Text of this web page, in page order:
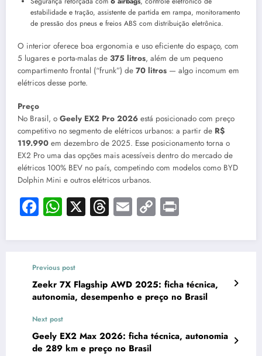
estabilidade e tração, assistente de partida em rampa, monitoramento
de pressão dos pneus e freios ABS com distribuição eletrônica.
O interior oferece boa ergonomia e uso eficiente do espaço, com
5 lugares e porta-malas de 375 litros, além de um pequeno
compartimento frontal (“frunk”) de 70 litros — algo incomum em
elétricos desse porte.
Preço
No Brasil, o Geely EX2 Pro 2026 está posicionado com preço
competitivo no segmento de elétricos urbanos: a partir de R$
119.990 em dezembro de 2025. Esse posicionamento torna o
EX2 Pro uma das opções mais acessíveis dentro do mercado de
elétricos 100% BEV no país, competindo com modelos como BYD
Dolphin Mini e outros elétricos urbanos.
Facebook
WhatsApp
X Threads
Email
Copy
Previous post
Zeekr 7X Flagship AWD 2025: ficha técnica,
autonomia, desempenho e preço no Brasil
Next post
Geely EX2 Max 2026: ficha técnica, autonomia
de 289 km e preço no Brasil